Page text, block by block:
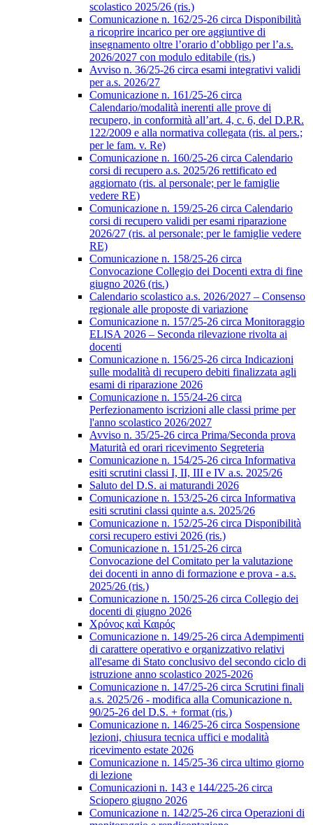
scolastico 2025/26 (ris.)
Comunicazione n. 162/25-26 circa Disponibilità
a ricoprire incarico per ore aggiuntive di
insegnamento oltre l’orario d’obbligo per l’a.s.
2026/2027 con modulo editabile (ris.)
Avviso n. 36/25-26 circa esami integrativi validi
per a.s. 2026/27
Comunicazione n. 161/25-26 circa
Calendario/modalità inerenti alle prove di
recupero, in conformità all’art. 4, c. 6, del D.P.R.
122/2009 e alla normativa collegata (ris. al pers.;
per le fam. v. Re)
Comunicazione n. 160/25-26 circa Calendario
corsi di recupero a.s. 2025/26 rettificato ed
aggiornato (ris. al personale; per le famiglie
vedere RE)
Comunicazione n. 159/25-26 circa Calendario
corsi di recupero validi per esami riparazione
2026/27 (ris. al personale; per le famiglie vedere
RE)
Comunicazione n. 158/25-26 circa
Convocazione Collegio dei Docenti extra di fine
giugno 2026 (ris.)
Calendario scolastico a.s. 2026/2027 – Consenso
regionale alle proposte di variazione
Comunicazione n. 157/25-26 circa Monitoraggio
ELISA 2026 – Seconda rilevazione rivolta ai
docenti
Comunicazione n. 156/25-26 circa Indicazioni
sulle modalità di recupero debiti finalizzata agli
esami di riparazione 2026
Comunicazione n. 155/24-26 circa
Perfezionamento iscrizioni alle classi prime per
l'anno scolastico 2026/2027
Avviso n. 35/25-26 circa Prima/Seconda prova
Maturità ed orari ricevimento Segreteria
Comunicazione n. 154/25-26 circa Informativa
esiti scrutini classi I, II, III e IV a.s. 2025/26
Saluto del D.S. ai maturandi 2026
Comunicazione n. 153/25-26 circa Informativa
esiti scrutini classi quinte a.s. 2025/26
Comunicazione n. 152/25-26 circa Disponibilità
corsi recupero estivi 2026 (ris.)
Comunicazione n. 151/25-26 circa
Convocazione del Comitato per la valutazione
dei docenti in anno di formazione e prova - a.s.
2025/26 (ris.)
Comunicazione n. 150/25-26 circa Collegio dei
docenti di giugno 2026
Χρόνος καὶ Καιρός
Comunicazione n. 149/25-26 circa Adempimenti
di carattere operativo e organizzativo relativi
all'esame di Stato conclusivo del secondo ciclo di
istruzione anno scolastico 2025-2026
Comunicazione n. 147/25-26 circa Scrutini finali
a.s. 2025/26 - modifica alla Comunicazione n.
90/25-26 del D.S. + format (ris.)
Comunicazione n. 146/25-26 circa Sospensione
lezioni, chiusura tecnica uffici e modalità
ricevimento estate 2026
Comunicazione n. 145/25-36 circa ultimo giorno
di lezione
Comunicazioni n. 143 e 144/225-26 circa
Sciopero giugno 2026
Comunicazione n. 142/25-26 circa Operazioni di